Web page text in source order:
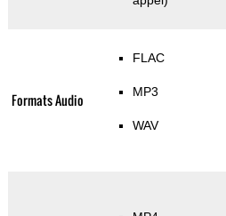
Formats Audio
FLAC
MP3
WAV